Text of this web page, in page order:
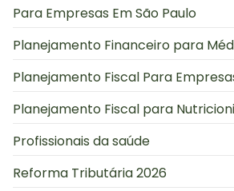
Para Empresas Em São Paulo
Planejamento Financeiro para
Planejamento Fiscal Para
Planejamento Fiscal para
Profissionais da saúde
Reforma Tributária 2026